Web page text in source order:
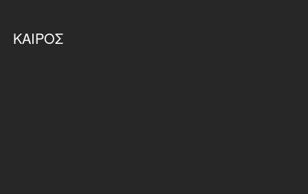
ΚΑΙΡΌΣ